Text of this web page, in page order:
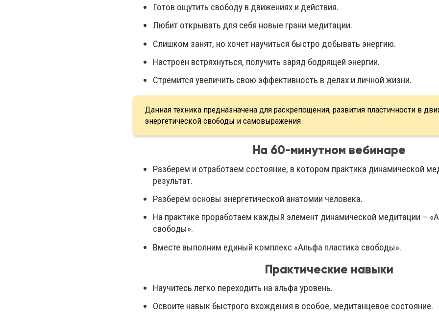
Готов ощутить свободу в движениях и действия.
Любит открывать для себя новые грани медитации.
Слишком занят, но хочет научиться быстро добывать энергию.
Настроен встряхнуться, получить заряд бодрящей энергии.
Стремится увеличить свою эффективность в делах и личной жизни.
Данная техника предназначена для раскрепощения, развития пластичности в
энергетической свободы и самовыражения.
На 60-минутном вебинаре
Разберём и отработаем состояние, в котором практика динамической
результат.
Разберём основы энергетической анатомии человека.
На практике проработаем каждый элемент динамической медитации –
свободы».
Вместе выполним единый комплекс «Альфа пластика свободы».
Практические навыки
Научитесь легко переходить на альфа уровень.
Освоите навык быстрого вхождения в особое, медитанцевое состояние.